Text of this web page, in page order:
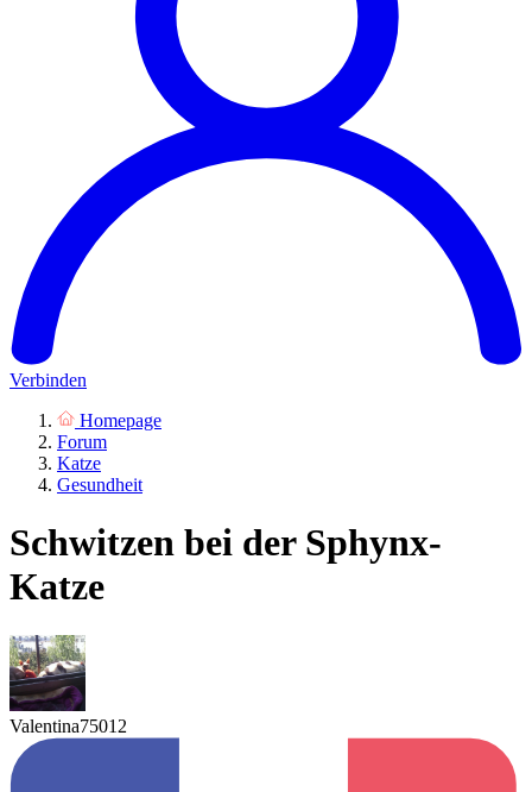
Verbinden
Homepage
Forum
Katze
Gesundheit
Schwitzen bei der Sphynx-
Katze
Valentina75012